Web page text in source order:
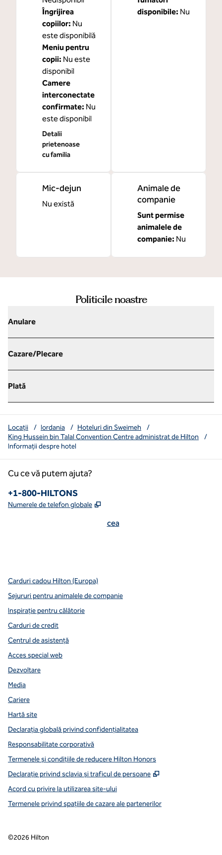
Îngrijirea
copiilor: Nu
este disponibilă
Meniu pentru
copii: Nu este
disponibil
Camere
interconectate
confirmate: Nu
este disponibil
Detalii
prietenoase
cu familia
disponibile: Nu
Mic-dejun
Nu există
Animale de
companie
Sunt permise
animalele de
companie: Nu
Politicile noastre
Anulare
Cazare/Plecare
Plată
Locații / Iordania / Hoteluri din Sweimeh
/
King Hussein bin Talal Convention Centre administrat de Hilton
/
Informații despre hotel
Cu ce vă putem ajuta?
Numărul de telefon:
+1-800-HILTONS
Numerele de telefon globale ,
cea
Carduri cadou Hilton (Europa)
Sejururi pentru animalele de companie
Inspirație pentru călătorie
Carduri de credit
Centrul de asistență
Acces special web
Dezvoltare
Media
Cariere
Hartă site
Declarația globală privind confidenţialitatea
Responsabilitate corporativă
Termenele și condițiile de reducere Hilton Honors
Declarație privind sclavia și traficul de persoane
,
Acord cu privire la utilizarea site-ului
Termenele privind spațiile de cazare ale partenerilor
©2026 Hilton